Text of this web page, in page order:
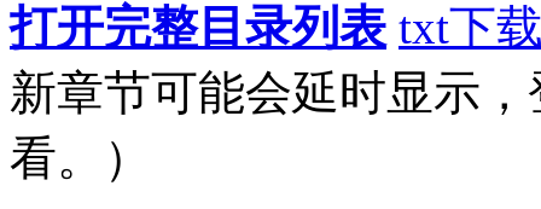
打开完整目录列表 txt下
新章节可能会延时显示
看。）